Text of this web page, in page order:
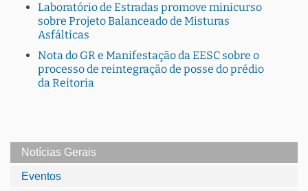
Laboratório de Estradas promove minicurso
sobre Projeto Balanceado de Misturas
Asfálticas
Nota do GR e Manifestação da EESC sobre o
processo de reintegração de posse do prédio
da Reitoria
Notícias Gerais
Eventos